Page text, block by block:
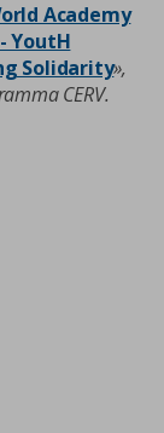
Academy
YoutH
Solidarity»,
CERV.